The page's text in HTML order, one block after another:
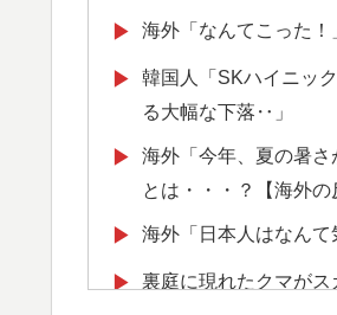
▶ 海外「なんてこった
▶
韓国人「SKハイニッ
る大幅な下落‥」
▶
海外「今年、夏の暑
とは・・・？【海外の
▶ 海外「日本人はなん
▶ 裏庭に現れたクマがス